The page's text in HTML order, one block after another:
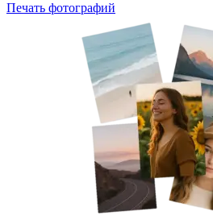
Печать фотографий